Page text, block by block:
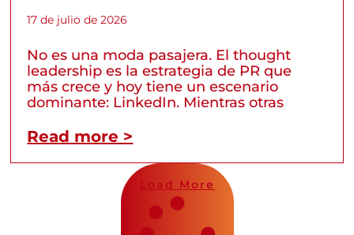
17 de julio de 2026
No es una moda pasajera. El thought
leadership es la estrategia de PR que
más crece y hoy tiene un escenario
dominante: LinkedIn. Mientras otras
Read more >
Load More